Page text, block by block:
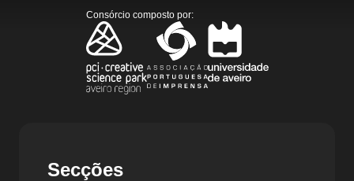
Consórcio composto por:
Secções